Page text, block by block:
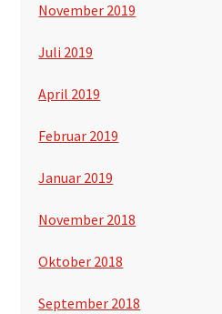
November 2019
Juli 2019
April 2019
Februar 2019
Januar 2019
November 2018
Oktober 2018
September 2018